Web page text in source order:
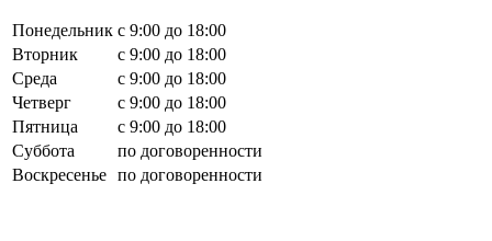
Понедельник с 9:00 до 18:00
Вторник
с 9:00 до 18:00
Среда
с 9:00 до 18:00
Четверг
с 9:00 до 18:00
Пятница
с 9:00 до 18:00
Суббота
по договоренности
Воскресенье по договоренности